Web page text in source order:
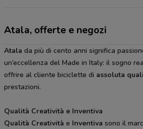
Atala, offerte e negozi
Atala da più di cento anni significa
un’eccellenza del Made in Italy: il sogno
offrire al cliente biciclette di assoluta
prestazioni.
Qualità Creatività e Inventiva
Qualità Creatività e Inventiva sono il